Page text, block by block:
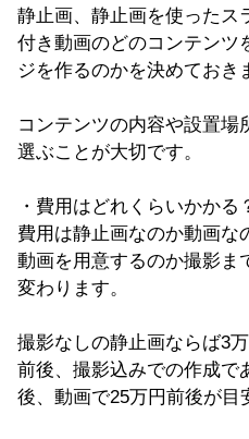
静止画、静止画を使ったス
付き動画のどのコンテンツ
ジを作るのかを決めておき
コンテンツの内容や設置場
選ぶことが大切です。
・費用はどれくらいかかる
費用は静止画なのか動画な
動画を用意するのか撮影ま
変わります。
撮影なしの静止画ならば3
前後、撮影込みでの作成で
後、動画で25万円前後が目